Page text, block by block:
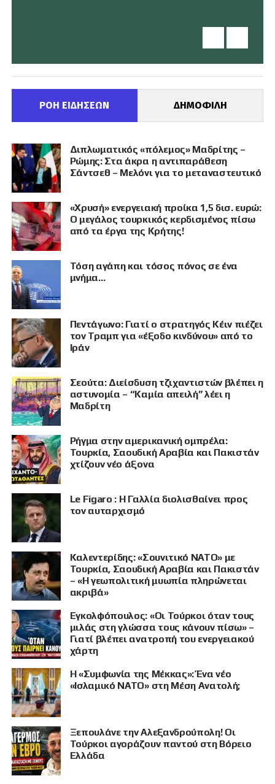
ΠΡΟΒΟΛΗ
ΡΟΗ ΕΙΔΗΣΕΩΝ ΔΗΜΟΦΙΛΗ
Διπλωματικός «πόλεμος» Μαδρίτης –
Ρώμης: Στα άκρα η αντιπαράθεση
Σάντσεθ – Μελόνι για το μεταναστευτικό
«Χρυσή» ενεργειακή προίκα 1,5 δισ. ευρώ:
Ο μεγάλος τουρκικός κερδισμένος πίσω
από τα έργα της Κρήτης!
Τόση αγάπη και τόσος πόνος σε ένα
μνήμα…
Πεντάγωνο: Γιατί ο στρατηγός Κέιν πιέζει
τον Τραμπ για «έξοδο κινδύνου» από το
Ιράν
Σεούτα: Διείσδυση τζιχαντιστών βλέπει η
αστυνομία – “Καμία απειλή” λέει η
Μαδρίτη
Ρήγμα στην αμερικανική ομπρέλα:
Τουρκία, Σαουδική Αραβία και Πακιστάν
χτίζουν νέο άξονα
Le Figaro : Η Γαλλία διολισθαίνει προς
τον αυταρχισμό
Καλεντερίδης: «Σουνιτικό ΝΑΤΟ» με
Τουρκία, Σαουδική Αραβία και Πακιστάν
– «Η γεωπολιτική μυωπία πληρώνεται
ακριβά»
Εγκολφόπουλος: «Οι Τούρκοι όταν τους
μιλάς στη γλώσσα τους κάνουν πίσω» –
Γιατί βλέπει ανατροπή του ενεργειακού
χάρτη
Η «Συμφωνία της Μέκκας»: Ένα νέο
«Ισλαμικό ΝΑΤΟ» στη Μέση Ανατολή;
Ξεπουλάνε την Αλεξανδρούπολη! Οι
Τούρκοι αγοράζουν παντού στη Βόρειο
Ελλάδα